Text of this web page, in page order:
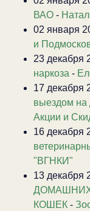
ВАО -
02 января
и
23 декабря
наркоза -
17 декабря
выездом
Акции и
16 декабря
"ВГНКИ"
13 декабря
КОШЕК -